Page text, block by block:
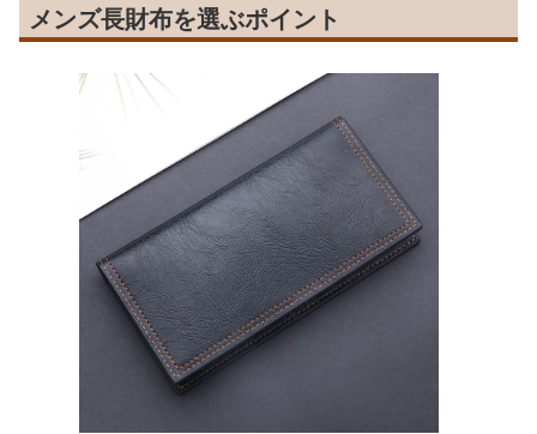
メンズ長財布を選ぶポイント